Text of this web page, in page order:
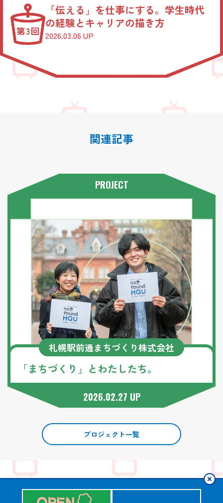
「伝える」を仕事にする。学生時代
の経験とキャリアの描き方
2026.03.06 UP
関連記事
PROJECT
札幌駅前通まちづくり株式会社
「まちづくり」とわたしたち。
2026.02.27 UP
プロジェクト一覧